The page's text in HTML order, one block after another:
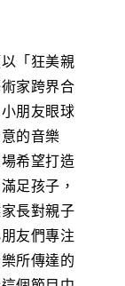
「狂美親
家跨界合
朋友眼球
的音樂
希望打造
足孩子，
長對親子
友們專注
所傳達的